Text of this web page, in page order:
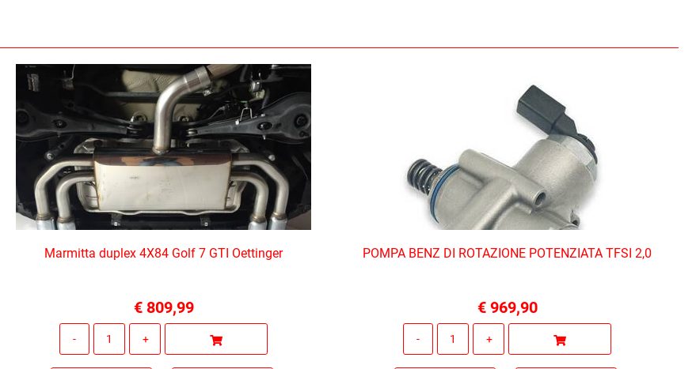
Marmitta duplex 4X84 Golf 7 GTI Oettinger
€ 809,99
POMPA BENZ DI ROTAZIONE POTENZIATA TFSI 2,0
€ 969,90